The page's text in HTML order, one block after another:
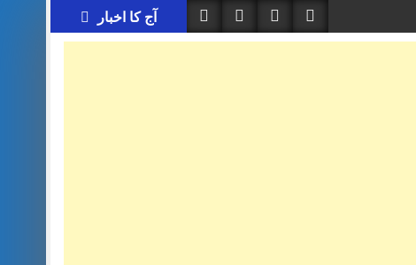
آج کا اخبار